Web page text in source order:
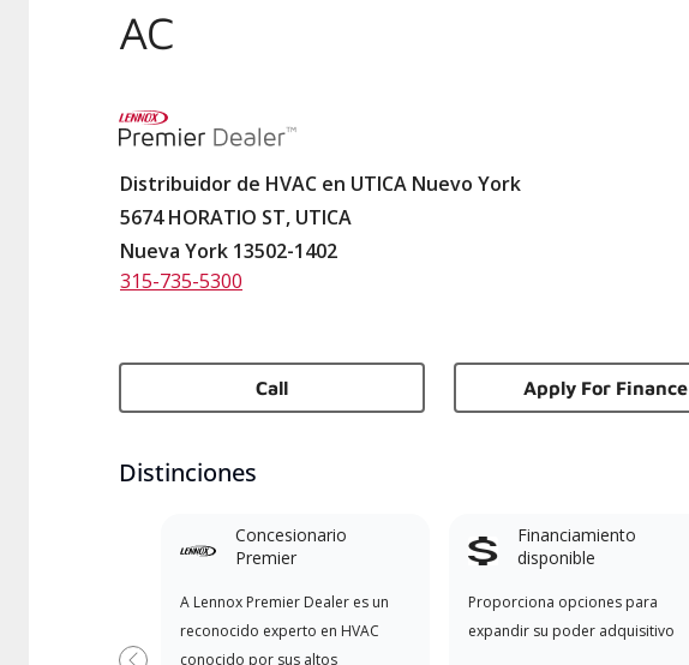
AC
Distribuidor de HVAC en UTICA Nuevo York
5674 HORATIO ST, UTICA
Nueva York 13502-1402
315-735-5300
Call Apply For Finance
Distinciones
Concesionario
Premier
A Lennox Premier Dealer es un
reconocido experto en HVAC
conocido por sus altos
Financiamiento
disponible
Proporciona opciones para
expandir su poder adquisitivo